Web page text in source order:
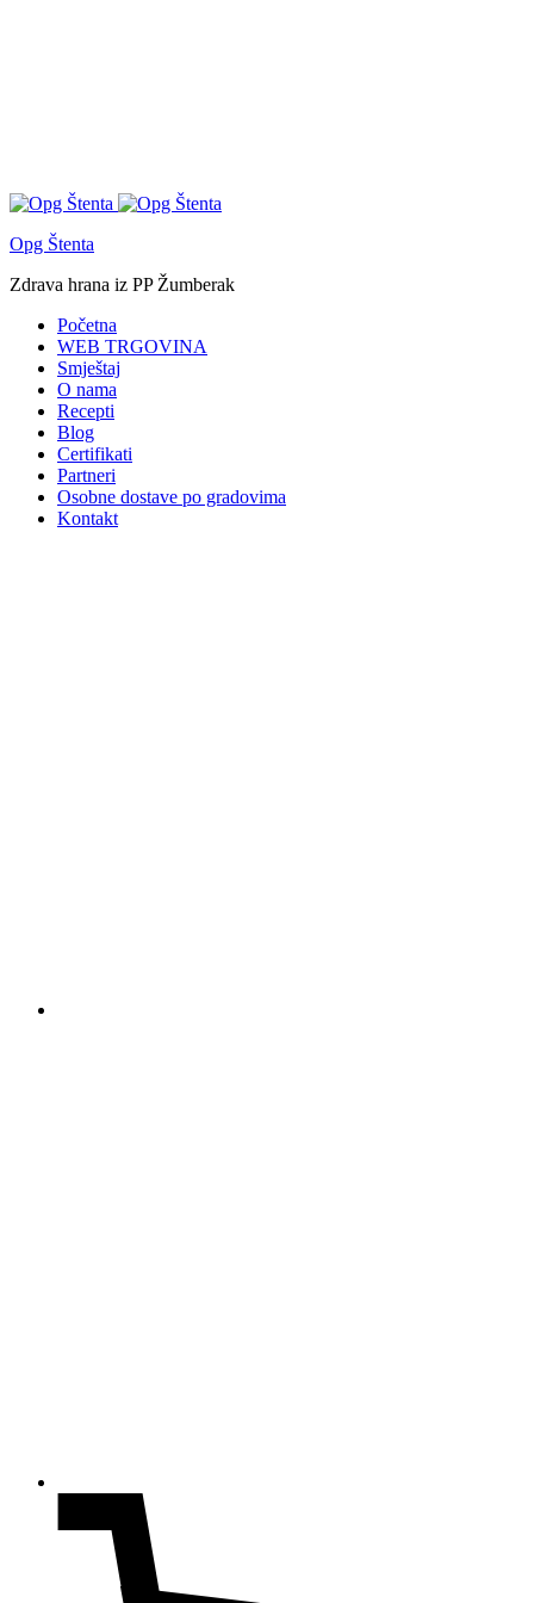
Opg Štenta
Zdrava hrana iz PP Žumberak
Početna
WEB TRGOVINA
Smještaj
O nama
Recepti
Blog
Certifikati
Partneri
Osobne dostave po gradovima
Kontakt